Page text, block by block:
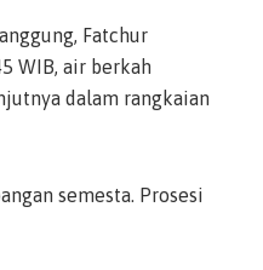
Fatchur
WIB, air berkah
dalam rangkaian
semesta. Prosesi